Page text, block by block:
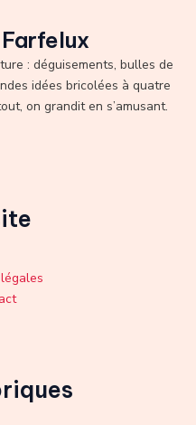
: déguisements, bulles de
idées bricolées à quatre
on grandit en s’amusant.